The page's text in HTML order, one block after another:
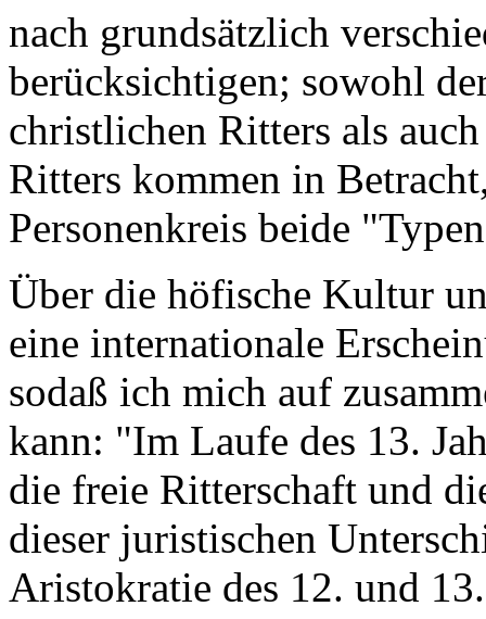
nach grundsätzlich
berücksichtigen; sowohl
christlichen Ritters als
Ritters kommen in
Personenkreis beide
Über die höfische Kultur
eine internationale
sodaß ich mich auf
kann: "Im Laufe des 13.
die freie Ritterschaft und
dieser juristischen
Aristokratie des 12. und